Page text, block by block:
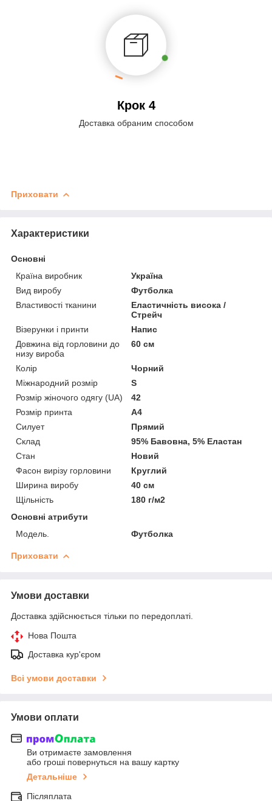
Крок 4
Доставка обраним способом
Приховати
Характеристики
Основні
Країна виробник
Україна
Вид виробу
Футболка
Властивості тканини
Еластичність висока /
Стрейч
Візерунки і принти
Напис
Довжина від горловини до
низу вироба
60 см
Колір
Чорний
Міжнародний розмір
S
Розмір жіночого одягу (UA)
42
Розмір принта
А4
Силует
Прямий
Склад
95% Бавовна, 5% Еластан
Стан
Новий
Фасон вирізу горловини
Круглий
Ширина виробу
40 см
Щільність
180 г/м2
Основні атрибути
Мoдель.
Футболка
Приховати
Умови доставки
Доставка здійснюється тільки по передоплаті.
Нова Пошта
Доставка кур'єром
Всі умови доставки
Умови оплати
Ви отримаєте замовлення
або гроші повернуться на вашу картку
Детальніше
Післяплата